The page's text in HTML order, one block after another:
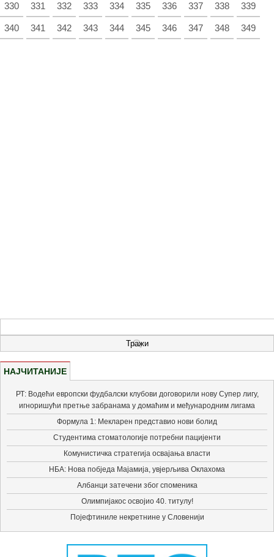
330 331 332 333 334 335 336 337 338 339
340 341 342 343 344 345 346 347 348 349
НАЈЧИТАНИЈЕ
РТ: Водећи европски фудбалски клубови договорили нову Супер лигу,
игноришући претње забранама у домаћим и међународним лигама
Формула 1: Мекларен представио нови болид
Студентима стоматологије потребни пацијенти
Комунистичка стратегија освајања власти
НБА: Нова побједа Мајамија, увјерљива Оклахома
Албанци затечени због споменика
Олимпијакос освојио 40. титулу!
Појефтиниле некретнине у Словенији